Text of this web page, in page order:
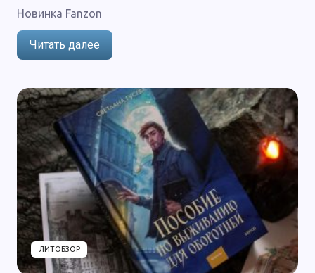
Новинка Fanzon
Читать далее
ЛИТОБЗОР